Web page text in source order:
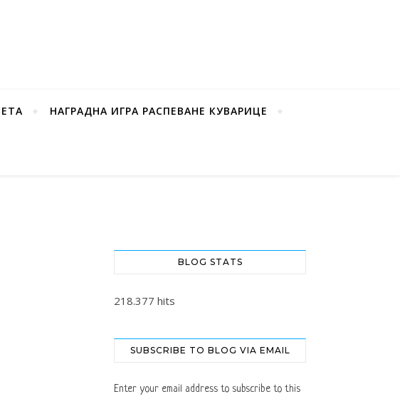
НАГРАДНА ИГРА РАСПЕВАНЕ КУВАРИЦЕ
BLOG STATS
218.377 hits
SUBSCRIBE TO BLOG VIA EMAIL
Enter your email address to subscribe to this